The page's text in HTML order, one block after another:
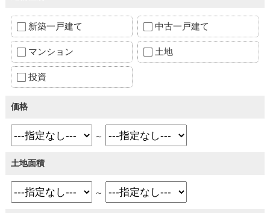
新築一戸建て 中古一戸建て
マンション 土地
投資
価格
～
土地面積
～